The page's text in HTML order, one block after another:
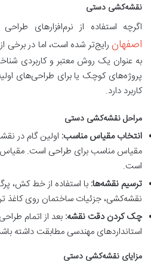
نقشه‌کشی دستی
اگرچه استفاده از نرم‌افزارهای طراحی
اصفهان رایج‌تر شده است، اما در برخی
به عنوان یک روش معتبر و کاربردی
پروژه‌های کوچک یا برای طراحی‌های اولیه
کاربرد دارد.
مراحل نقشه‌کشی دستی
انتخاب مقیاس مناسب: اولین گام در
است.
ترسیم نقشه‌ها: با استفاده از خط کش،
نقشه‌کشی، جزئیات ساختمان روی کاغذ
چک کردن دقت نقشه:بعد از اتمام
استانداردهای مهندسی مطابقت داشته
مزایای نقشه‌کشی دستی